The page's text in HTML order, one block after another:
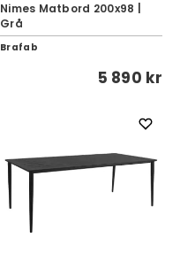
Nimes Matbord 200x98 |
Grå
Brafab
5 890 kr